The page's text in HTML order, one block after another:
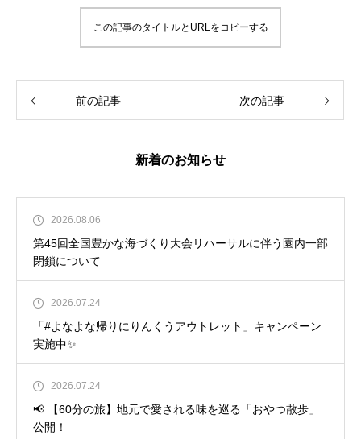
この記事のタイトルとURLをコピーする
前の記事 次の記事
新着のお知らせ
2026.08.06
第45回全国豊かな海づくり大会リハーサルに伴う園内一部
閉鎖について
2026.07.24
「#よなよな帰りにりんくうアウトレット」キャンペーン
実施中✨
2026.07.24
📢 【60分の旅】地元で愛される味を巡る「おやつ散歩」
公開！